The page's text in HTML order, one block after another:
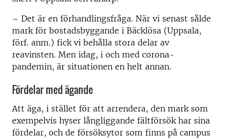
– Det är en förhandlingsfråga. När vi senast sålde
mark för bostadsbyggande i Bäcklösa (Uppsala,
förf. anm.) fick vi behålla stora delar av
reavinsten. Men idag, i och med corona-
pandemin, är situationen en helt annan.
Fördelar med ägande
Att äga, i stället för att arrendera, den mark som
exempelvis hyser långliggande fältförsök har sina
fördelar, och de försöksytor som finns på campus